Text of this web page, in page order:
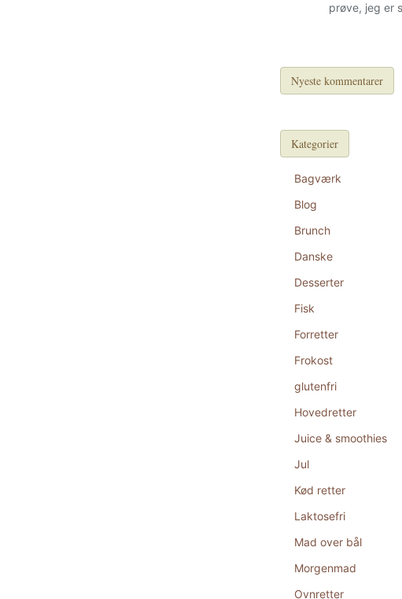
prøve, jeg er
Nyeste kommentarer
Kategorier
Bagværk
Blog
Brunch
Danske
Desserter
Fisk
Forretter
Frokost
glutenfri
Hovedretter
Juice & smoothies
Jul
Kød retter
Laktosefri
Mad over bål
Morgenmad
Ovnretter